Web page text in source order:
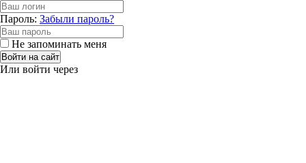
Пароль: Забыли пароль?
Не запоминать меня
Войти на сайт
Или войти через